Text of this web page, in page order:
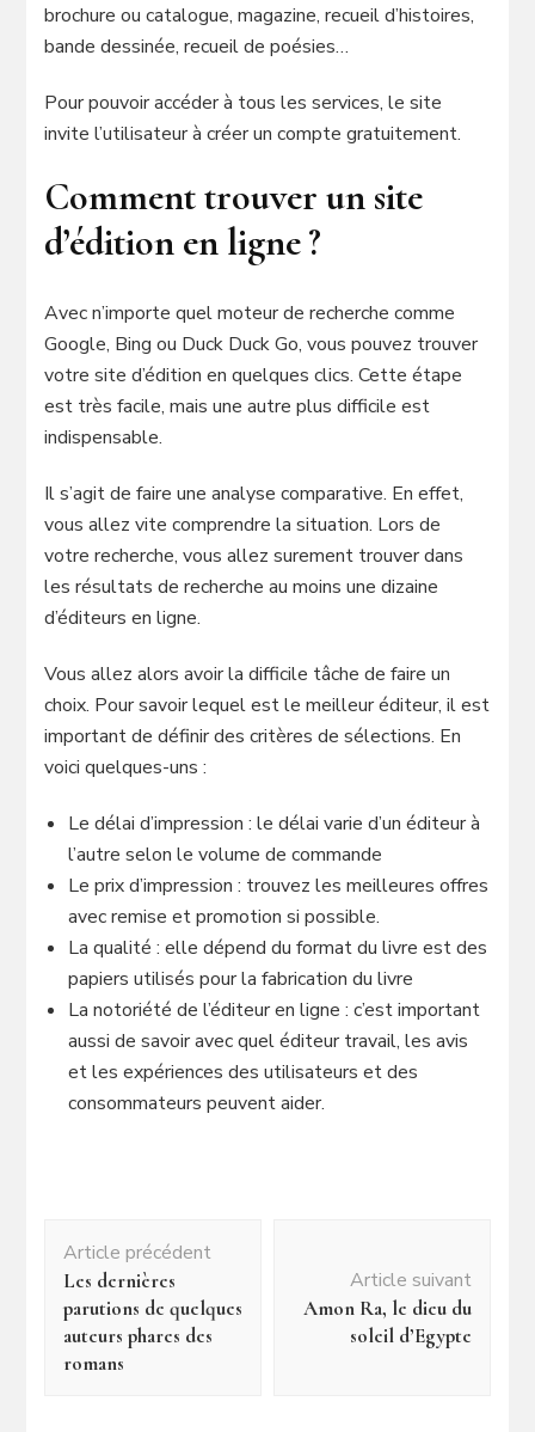
brochure ou catalogue, magazine, recueil d’histoires,
bande dessinée, recueil de poésies…
Pour pouvoir accéder à tous les services, le site
invite l’utilisateur à créer un compte gratuitement.
Comment trouver un site
d’édition en ligne ?
Avec n’importe quel moteur de recherche comme
Google, Bing ou Duck Duck Go, vous pouvez trouver
votre site d’édition en quelques clics. Cette étape
est très facile, mais une autre plus difficile est
indispensable.
Il s’agit de faire une analyse comparative. En effet,
vous allez vite comprendre la situation. Lors de
votre recherche, vous allez surement trouver dans
les résultats de recherche au moins une dizaine
d’éditeurs en ligne.
Vous allez alors avoir la difficile tâche de faire un
choix. Pour savoir lequel est le meilleur éditeur, il est
important de définir des critères de sélections. En
voici quelques-uns :
Le délai d’impression : le délai varie d’un éditeur à
l’autre selon le volume de commande
Le prix d’impression : trouvez les meilleures offres
avec remise et promotion si possible.
La qualité : elle dépend du format du livre est des
papiers utilisés pour la fabrication du livre
La notoriété de l’éditeur en ligne : c’est important
aussi de savoir avec quel éditeur travail, les avis
et les expériences des utilisateurs et des
consommateurs peuvent aider.
d'article
Article précédent
Les dernières
parutions de quelques
auteurs phares des
romans
Article suivant
Amon Ra, le dieu du
soleil d’Egypte